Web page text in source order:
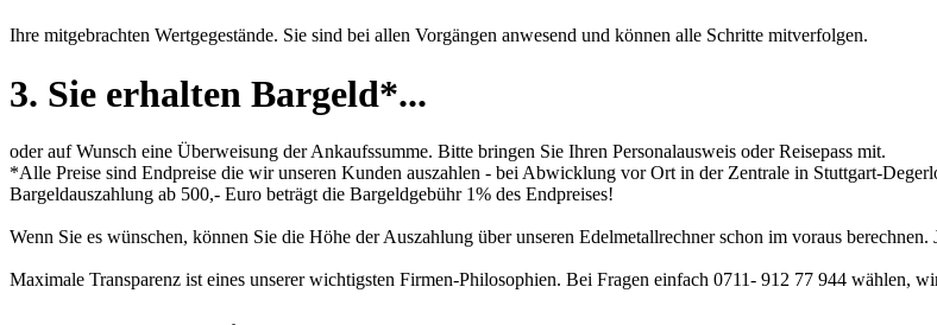
Ihre mitgebrachten Wertgegestände. Sie sind bei allen Vorgängen anwesend und können alle Schritte mitverfolgen.
3. Sie erhalten Bargeld*...
oder auf Wunsch eine Überweisung der Ankaufssumme. Bitte bringen Sie Ihren Personalausweis oder Reisepass mit.
*Alle Preise sind Endpreise die wir unseren Kunden auszahlen - bei Abwicklung vor Ort in der Zentrale in Stuttgart-
Bargeldauszahlung ab 500,- Euro beträgt die Bargeldgebühr 1% des Endpreises!
Wenn Sie es wünschen, können Sie die Höhe der Auszahlung über unseren Edelmetallrechnerschon im voraus berechnen.
Maximale Transparenz ist eines unserer wichtigsten Firmen-Philosophien. Bei Fragen einfach 0711- 912 77 944 wählen,